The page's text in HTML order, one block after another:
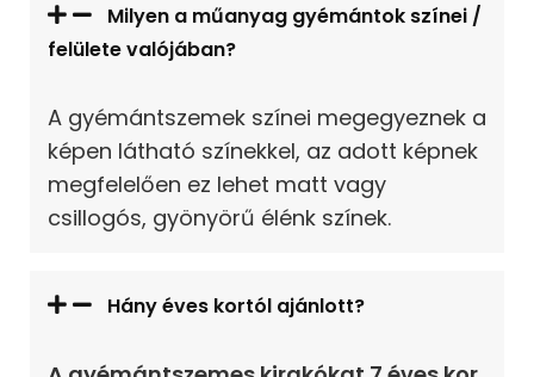
Milyen a műanyag gyémántok színei /
felülete valójában?
A gyémántszemek színei megegyeznek a
képen látható színekkel, az adott képnek
megfelelően ez lehet matt vagy
csillogós, gyönyörű élénk színek.
Hány éves kortól ajánlott?